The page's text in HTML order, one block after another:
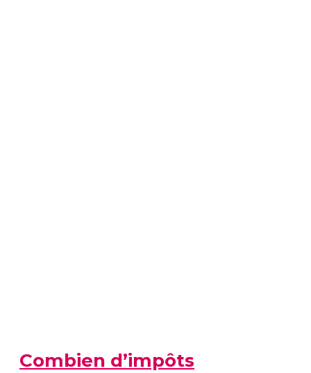
Combien d’impôts